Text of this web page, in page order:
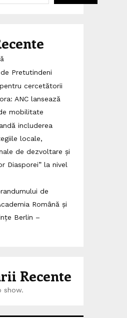
Pretutindeni
cercetătorii
ANC lansează
mobilitate
includerea
locale,
de dezvoltare și
Diasporei” la nivel
de
Română și
Berlin –
Recente
show.